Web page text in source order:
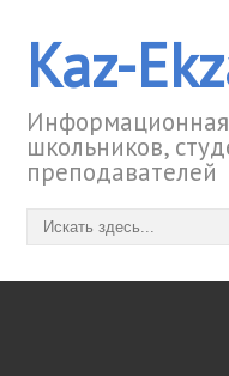
Kaz-
школьников,
преподавателей